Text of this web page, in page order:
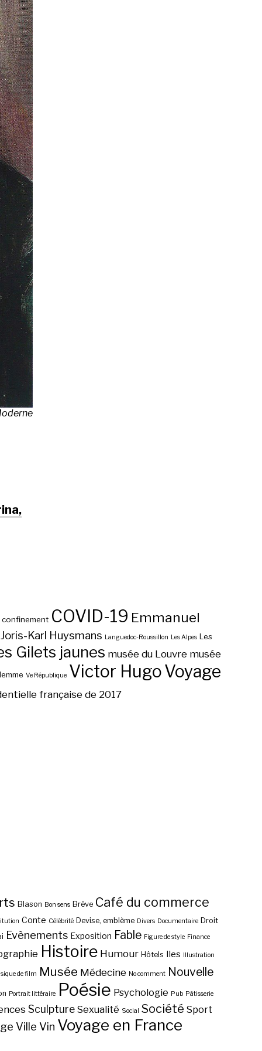
confinement COVID-19 Emmanuel
Joris-Karl Huysmans Languedoc-Roussillon Les Alpes Les
Gilets jaunes musée du Louvre musée
Ve République Victor HugoVoyage
française de 2017
Blason Bon sens Brève Café du commerce
Conte Célébrité Devise, emblème Divers Documentaire Droit
Evènements Exposition Fable Figure de style Finance
Histoire Humour Hôtels Iles Illustration
de film Musée Médecine No comment Nouvelle
Portrait littéraire Poésie Psychologie Pub Pâtisserie
Sculpture Sexualité Social Société Sport
Ville Vin Voyage en France